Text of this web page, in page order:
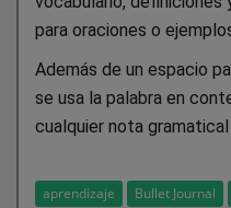
para oraciones o
Además de un espacio
se usa la palabra en
cualquier nota
aprendizaje Bullet Journal